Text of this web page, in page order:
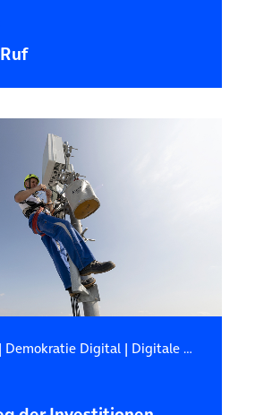
Demokratie Digital| Digitale Zukunft